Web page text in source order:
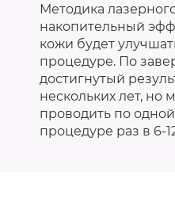
Методика
накопительный
кожи будет
процедуре. По
достигнутый
нескольких лет, но
проводить по
процедуре раз в 6-